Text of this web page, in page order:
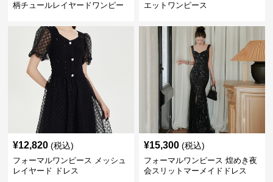
柄チュールレイヤードワンピー
エットワンピース
¥12,820 (税込)
フォーマルワンピース メッシュ
レイヤード ドレス
¥15,300 (税込)
フォーマルワンピース 煌めき夜
会スリットマーメイドドレス